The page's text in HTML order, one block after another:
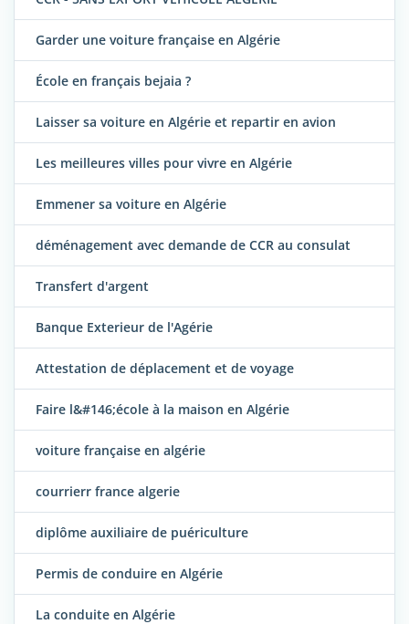
Garder une voiture française en Algérie
École en français bejaia ?
Laisser sa voiture en Algérie et repartir en avion
Les meilleures villes pour vivre en Algérie
Emmener sa voiture en Algérie
déménagement avec demande de CCR au consulat
Transfert d'argent
Banque Exterieur de l'Agérie
Attestation de déplacement et de voyage
Faire l&#146;école à la maison en Algérie
voiture française en algérie
courrierr france algerie
diplôme auxiliaire de puériculture
Permis de conduire en Algérie
La conduite en Algérie